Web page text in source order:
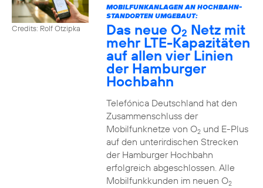
Credits: Rolf Otzipka
MOBILFUNKANLAGEN AN HOCHBAHN-
STANDORTEN UMGEBAUT:
Das neue O2 Netz mit
mehr LTE-Kapazitäten
auf allen vier Linien
der Hamburger
Hochbahn
Telefónica Deutschland hat den
Zusammenschluss der
Mobilfunknetze von O2und E-Plus
auf den unterirdischen Strecken
der Hamburger Hochbahn
erfolgreich abgeschlossen. Alle
Mobilfunkkunden im neuen O2